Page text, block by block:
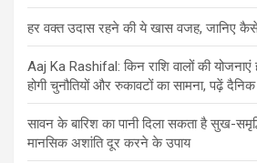
हर वक्त उदास रहने की ये खास वजह, जानिए
Aaj Ka Rashifal: किन राशि वालों की
होगी चुनौतियों और रुकावटों का सामना, पढ़ें
सावन के बारिश का पानी दिला सकता है सुख-
मानसिक अशांति दूर करने के उपाय